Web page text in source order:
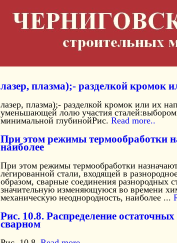
лазер, плазма);- разделкой кромок
лазер, плазма);- разделкой кромок или их
уменьшающей лолю участия
минимальной глубинойРис. Read more..
При этом режимы термообработки
наиболее
При этом режимы термообработки
легированной стали, входящей в
образом, сварные соединения разнородных
значительную изменяющуюся во времени
механическую неоднородность, наиболее ...
Рис. 10.8. Распределение
сварном